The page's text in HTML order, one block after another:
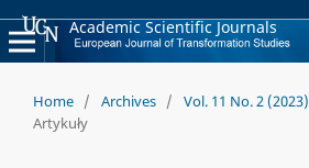
Academic Scientific Journals
Home / Archives / Vol. 11 No. 2 (2023)
Artykuły